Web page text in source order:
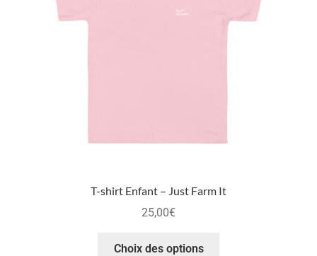
T-shirt Enfant – Just Farm It
25,00€
Choix des options